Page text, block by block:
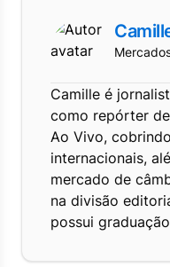
Camille é
como repórter
Ao Vivo,
internacionais,
mercado de
na divisão
possui